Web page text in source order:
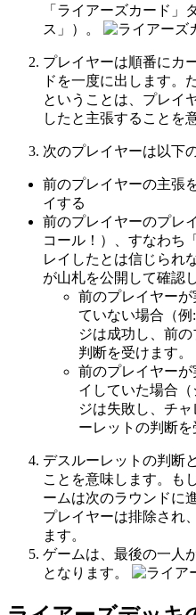
「ライアーズカード」
ス」）。
プレイヤーは順番にカ
ドを一度に出します。
ということは、プレイ
したと主張することを
次のプレイヤーは以下
前のプレイヤーの主張
イする
前のプレイヤーのプレ
コール！）、すなわち
レイしたとは信じられ
が山札を公開して確認
前のプレイヤー
ていない場合（
ジは成功し、前
判断を受けます。
前のプレイヤー
イしていた場合
ジは失敗し、チ
ーレットの判断を
デスルーレットの判断
ことを意味します。も
ームは次のラウンドに
プレイヤーは排除され
ます。
ゲームは、最後の一人
となります。